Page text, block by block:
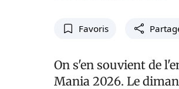
Favoris
On s'en souvient de
Mania 2026. Le